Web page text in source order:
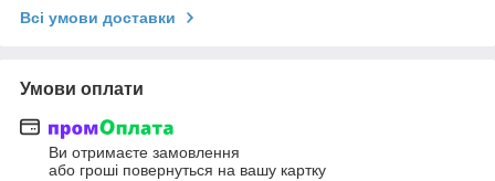
Всі умови доставки
Умови оплати
Ви отримаєте замовлення
або гроші повернуться на вашу картку